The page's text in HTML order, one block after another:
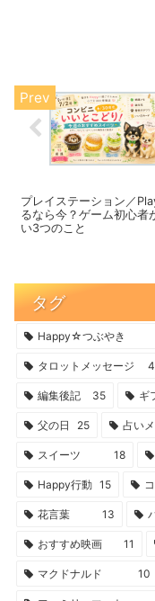
プレイステーション／
るなら今？ゲーム初心者
い3つのこと
タグ
Happy☆つぶやき
タロットメッセージ
編集後記 35 ギ
父の日 25 占い
スイーツ 18
Happy行動 15
花言葉 13
おすすめ映画 11
マクドナルド 10